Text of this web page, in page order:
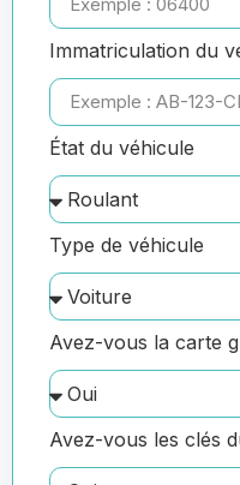
Immatriculation du
État du véhicule
Type de véhicule
Avez-vous la carte
Avez-vous les clés